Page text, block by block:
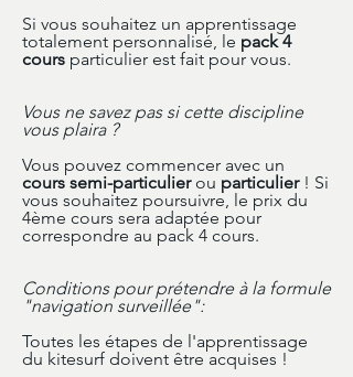
Si vous souhaitez un apprentissage
totalement personnalisé, le pack 4
cours particulier est fait pour vous.
Vous ne savez pas si cette discipline
vous plaira ?
Vous pouvez commencer avec un
cours semi-particulierou particulier! Si
vous souhaitez poursuivre, le prix du
4ème cours sera adaptée pour
correspondre au pack 4 cours.
Conditions pour prétendre à la formule
"navigation surveillée":
Toutes les étapes de l'apprentissage
du kitesurf doivent être acquises !